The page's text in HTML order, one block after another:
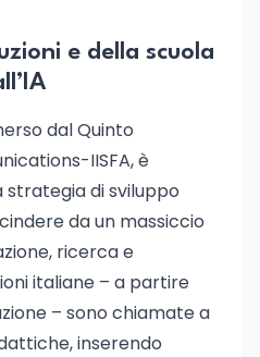
e della scuola
dal Quinto
IISFA, è
strategia di sviluppo
da un massiccio
ricerca e
italiane – a partire
– sono chiamate a
inserendo